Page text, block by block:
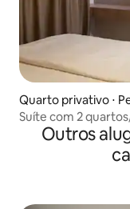
Quarto privativo ⋅
Suíte com 2
Peshtani
Outros